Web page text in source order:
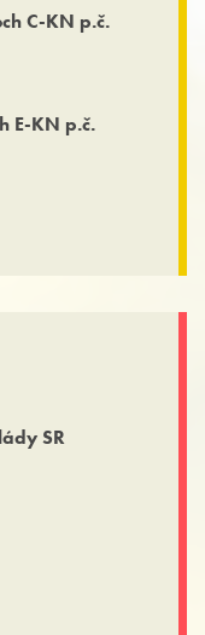
C-KN p.č.
E-KN p.č.
SR